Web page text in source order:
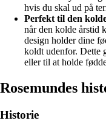
hvis du skal ud på
Perfekt til den
når den kolde årstid
design holder dine
koldt udenfor. Dette
eller til at holde
Rosemundes
Historie